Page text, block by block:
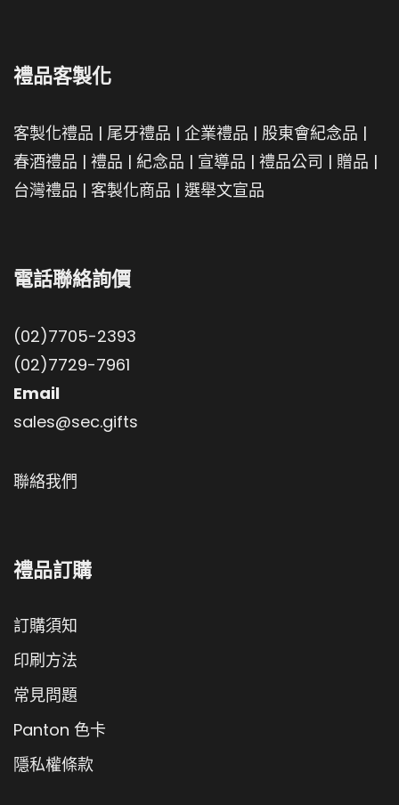
禮品客製化
客製化禮品 | 尾牙禮品 | 企業禮品 | 股東會紀念品 |
春酒禮品 | 禮品 | 紀念品 | 宣導品 | 禮品公司 | 贈品 |
台灣禮品 | 客製化商品 | 選舉文宣品
電話聯絡詢價
(02)7705-2393
(02)7729-7961
Email
sales@sec.gifts
聯絡我們
禮品訂購
訂購須知
印刷方法
常見問題
Panton 色卡
隱私權條款